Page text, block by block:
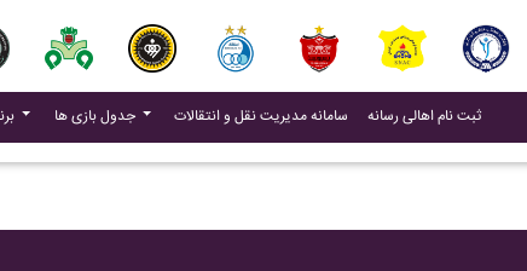
برنامه بازی ها جدول بازی ها سامانه مدیریت نقل و انتقالات (current)
ثبت نام اهالی رسانه